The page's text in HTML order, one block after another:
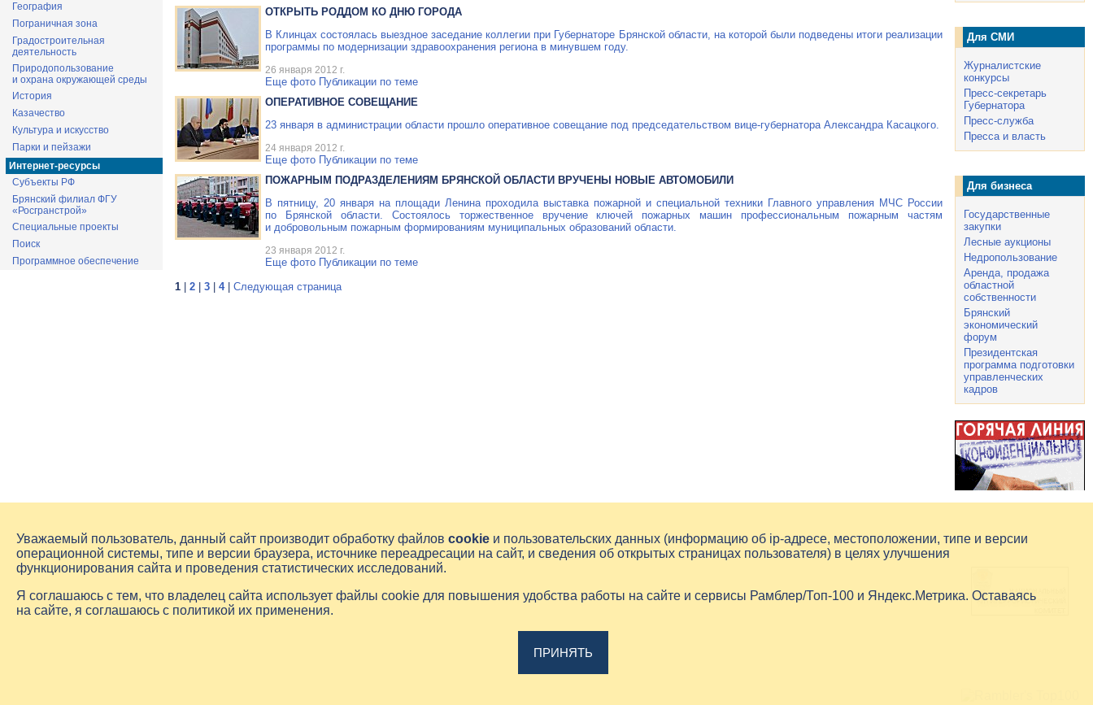
География
Пограничная зона
Градостроительная
деятельность
Природопользование
и охрана окружающей среды
История
Казачество
Культура и искусство
Парки и пейзажи
Интернет-ресурсы
Субъекты РФ
Брянский филиал ФГУ
«Росгранстрой»
Специальные проекты
Поиск
Программное обеспечение
ОТКРЫТЬ РОДДОМ КО ДНЮ ГОРОДА
В Клинцах состоялась выездное заседание коллегии при Губернаторе Брянской области, на которой были подведены итоги реализации
программы по модернизации здравоохранения региона в минувшем году.
26 января 2012 г.
Еще фото Публикации по теме
ОПЕРАТИВНОЕ СОВЕЩАНИЕ
23 января в администрации области прошло оперативное совещание под председательством вице-губернатораАлександра Касацкого.
24 января 2012 г.
Еще фото Публикации по теме
ПОЖАРНЫМ ПОДРАЗДЕЛЕНИЯМ БРЯНСКОЙ ОБЛАСТИ ВРУЧЕНЫ НОВЫЕ АВТОМОБИЛИ
В пятницу, 20 января на площади Ленина проходила выставка пожарной и специальной техники Главного управления МЧС России
по Брянской области. Состоялось торжественное вручение ключей пожарных машин профессиональным пожарным частям
и добровольным пожарным формированиям муниципальных образований области.
23 января 2012 г.
Еще фото Публикации по теме
1 2 3 4| Следующая страница
Для СМИ
Журналистские
конкурсы
Пресс-секретарь
Губернатора
Пресс-служба
Пресса и власть
Для бизнеса
Государственные
закупки
Лесные аукционы
Недропользование
Аренда, продажа
областной
собственности
Брянский
экономический
форум
Президентская
программа подготовки
управленческих
кадров
Уважаемый пользователь, данный сайт производит обработку файлов cookie и пользовательских данных (информацию об ip-адресе, местоположении, типе и версии
операционной системы, типе и версии браузера, источнике переадресации на сайт, и сведения об открытых страницах пользователя) в целях улучшения
функционирования сайта и проведения статистических исследований.
Я соглашаюсь с тем, что владелец сайта использует файлы cookie для повышения удобства работы на сайте и сервисы Рамблер/Топ-100 и Яндекс.Метрика. Оставаясь
на сайте, я соглашаюсь с политикой их применения.
ПРИНЯТЬ